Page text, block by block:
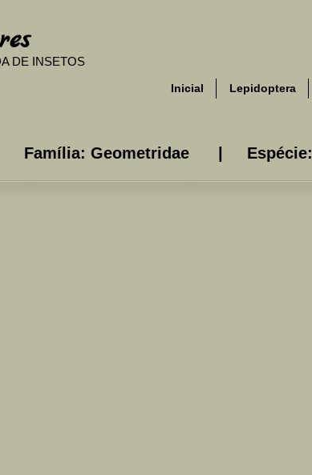
DE INSETOS
Inicial Lepidoptera
Família: Geometridae | Espécie: